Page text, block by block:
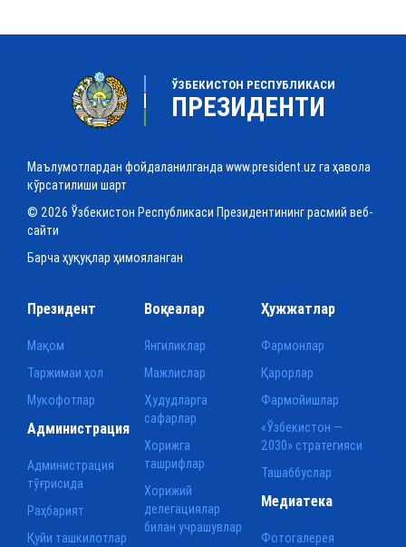
ЎЗБЕКИСТОН РЕСПУБЛИКАСИ
ПРЕЗИДЕНТИ
Маълумотлардан фойдаланилганда www.president.uz га ҳавола
кўрсатилиши шарт
© 2026 Ўзбекистон Республикаси Президентининг расмий веб-
сайти
Барча ҳуқуқлар ҳимояланган
Президент
Мақом
Таржимаи ҳол
Мукофотлар
Воқеалар
Янгиликлар
Мажлислар
Ҳудудларга
сафарлар
Хорижга
ташрифлар
Хорижий
делегациялар
билан учрашувлар
Ҳужжатлар
Фармонлар
Қарорлар
Фармойишлар
«Ўзбекистон —
2030» стратегияси
Ташаббуслар
Администрация
Администрация
тўғрисида
Раҳбарият
Қуйи ташкилотлар
Медиатека
Фотогалерея